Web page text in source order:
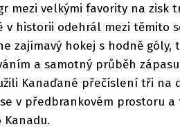
mezi velkými favority na zisk
v historii odehrál mezi těmito
zajímavý hokej s hodně
a samotný průběh
Kanaďané přečíslení tři na
v předbrankovém prostoru
Kanadu.